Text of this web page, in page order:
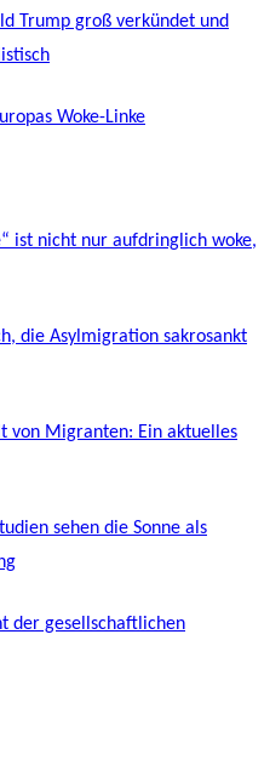
Trump groß verkündet und
Woke-Linke
ist nicht nur aufdringlich woke,
die Asylmigration sakrosankt
von Migranten: Ein aktuelles
sehen die Sonne als
der gesellschaftlichen